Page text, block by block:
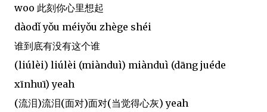
woo 此刻你心里想起
dàodǐ yǒu méiyǒu zhège shéi
谁到底有没有这个谁
(liúlèi) liúlèi (miànduì) miànduì (dāng juéde
xīnhuī) yeah
(流泪)流泪(面对)面对(当觉得心灰) yeah